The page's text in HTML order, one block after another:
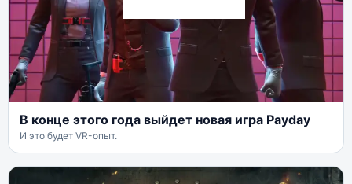
В конце этого года выйдет новая игра Payday
И это будет VR-опыт.